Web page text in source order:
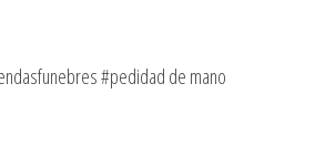
#pedidad de mano